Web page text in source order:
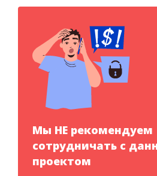
Мы НЕ рекомендуем
сотрудничать с
проектом